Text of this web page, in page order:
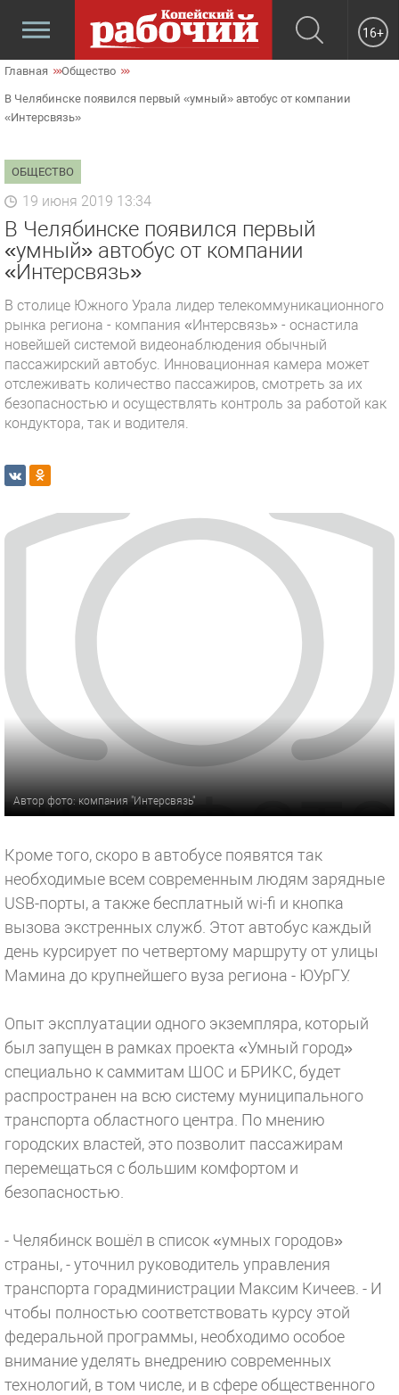
16+
Главная Общество
В Челябинске появился первый «умный» автобус от компании
«Интерсвязь»
ОБЩЕСТВО
19 июня 2019 13:34
В Челябинске появился первый
«умный» автобус от компании
«Интерсвязь»
В столице Южного Урала лидер телекоммуникационного
рынка региона - компания «Интерсвязь» - оснастила
новейшей системой видеонаблюдения обычный
пассажирский автобус. Инновационная камера может
отслеживать количество пассажиров, смотреть за их
безопасностью и осуществлять контроль за работой как
кондуктора, так и водителя.
Автор фото: компания "Интерсвязь"
Кроме того, скоро в автобусе появятся так
необходимые всем современным людям зарядные
USB-порты, а также бесплатный wi-fi и кнопка
вызова экстренных служб. Этот автобус каждый
день курсирует по четвертому маршруту от улицы
Мамина до крупнейшего вуза региона - ЮУрГУ.
Опыт эксплуатации одного экземпляра, который
был запущен в рамках проекта «Умный город»
специально к саммитам ШОС и БРИКС, будет
распространен на всю систему муниципального
транспорта областного центра. По мнению
городских властей, это позволит пассажирам
перемещаться с большим комфортом и
безопасностью.
- Челябинск вошёл в список «умных городов»
страны, - уточнил руководитель управления
транспорта горадминистрации Максим Кичеев. - И
чтобы полностью соответствовать курсу этой
федеральной программы, необходимо особое
внимание уделять внедрению современных
технологий, в том числе, и в сфере общественного